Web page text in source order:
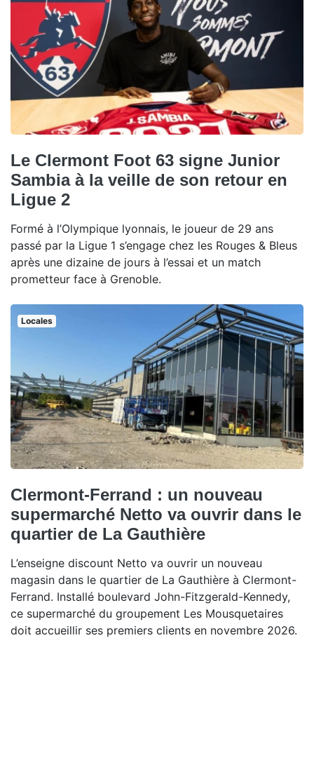
Le Clermont Foot 63 signe Junior
Sambia à la veille de son retour en
Ligue 2
Formé à l’Olympique lyonnais, le joueur de 29 ans
passé par la Ligue 1 s’engage chez les Rouges & Bleus
après une dizaine de jours à l’essai et un match
prometteur face à Grenoble.
Locales
Clermont-Ferrand : un nouveau
supermarché Netto va ouvrir dans le
quartier de La Gauthière
L’enseigne discount Netto va ouvrir un nouveau
magasin dans le quartier de La Gauthière à Clermont-
Ferrand. Installé boulevard John-Fitzgerald-Kennedy,
ce supermarché du groupement Les Mousquetaires
doit accueillir ses premiers clients en novembre 2026.